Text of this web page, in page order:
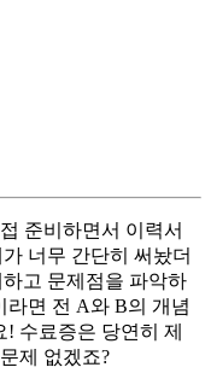
준비하면서 이력서
너무 간단히 써놨더
고 문제점을 파악하
라면 전 A와 B의 개념
수료증은 당연히 제
제 없겠죠?